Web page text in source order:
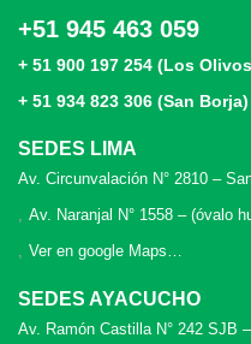
+51 945 463 059
+ 51 900 197 254 (Los
+ 51 934 823 306 (San Borja)
SEDES LIMA
Av. Circunvalación N° 2810 –
Av. Naranjal N° 1558 – (óvalo
Ver en google Maps…
SEDES AYACUCHO
Av. Ramón Castilla N° 242 SJB